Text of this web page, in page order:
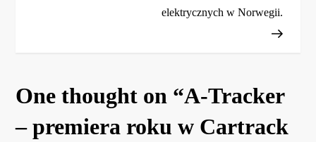
a
elektrycznych w Norwegii.
One thought on “A-Tracker
– premiera roku w Cartrack